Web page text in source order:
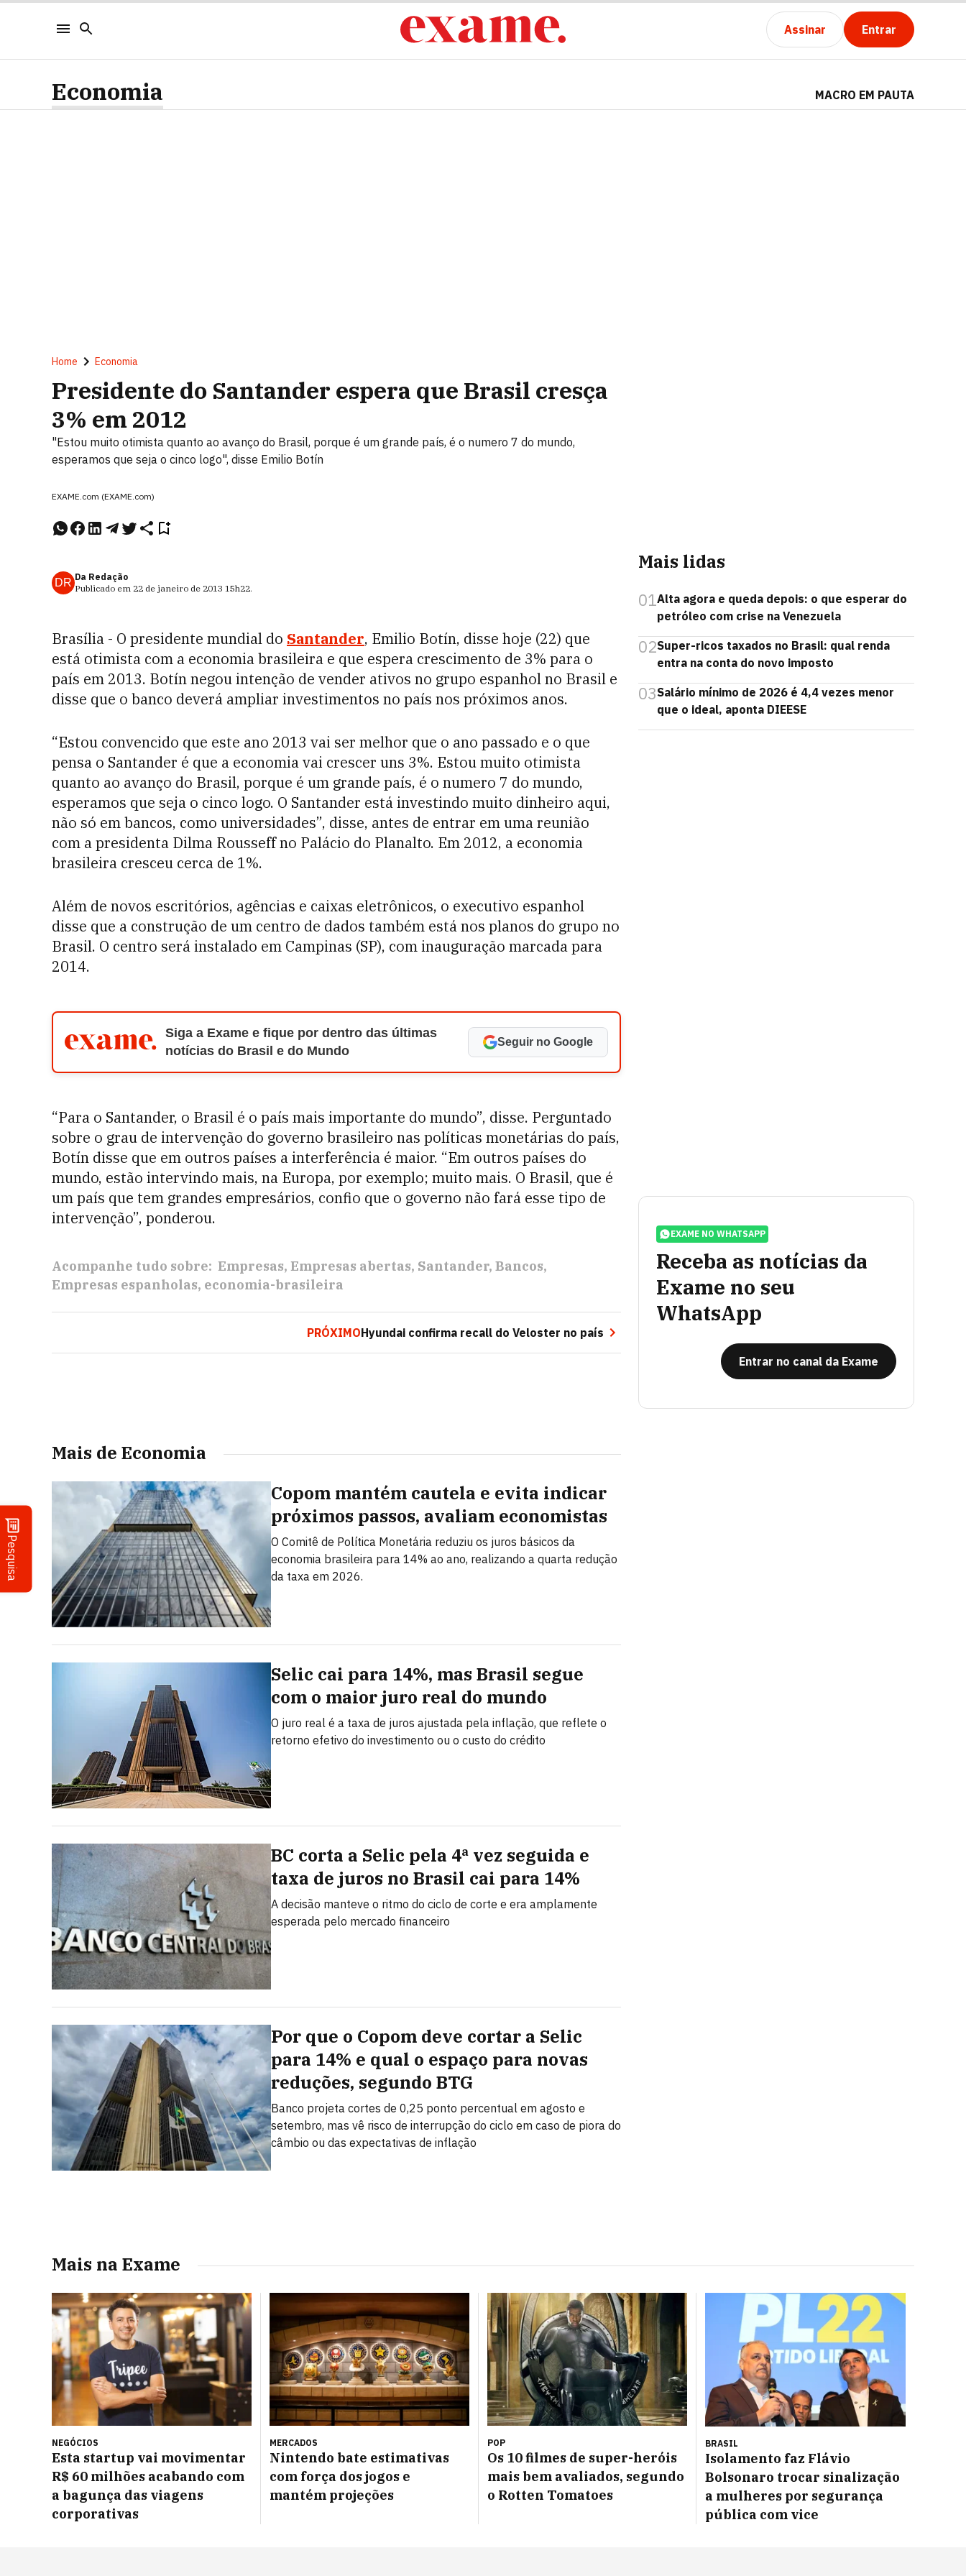
Assinar Entrar
Pesquisa
Economia MACRO EM PAUTA
Home Economia
Presidente do Santander espera que Brasil cresça
3% em 2012
"Estou muito otimista quanto ao avanço do Brasil, porque é um grande país, é o numero 7 do mundo,
esperamos que seja o cinco logo", disse Emilio Botín
EXAME.com (EXAME.com)
DR Da Redação
Publicado em 22 de janeiro de 2013 15h22.
Brasília - O presidente mundial do Santander, Emilio Botín, disse hoje (22) que
está otimista com a economia brasileira e que espera crescimento de 3% para o
país em 2013. Botín negou intenção de vender ativos no grupo espanhol no Brasil e
disse que o banco deverá ampliar investimentos no país nos próximos anos.
“Estou convencido que este ano 2013 vai ser melhor que o ano passado e o que
pensa o Santander é que a economia vai crescer uns 3%. Estou muito otimista
quanto ao avanço do Brasil, porque é um grande país, é o numero 7 do mundo,
esperamos que seja o cinco logo. O Santander está investindo muito dinheiro aqui,
não só em bancos, como universidades”, disse, antes de entrar em uma reunião
com a presidenta Dilma Rousseff no Palácio do Planalto. Em 2012, a economia
brasileira cresceu cerca de 1%.
Além de novos escritórios, agências e caixas eletrônicos, o executivo espanhol
disse que a construção de um centro de dados também está nos planos do grupo no
Brasil. O centro será instalado em Campinas (SP), com inauguração marcada para
2014.
Siga a Exame e fique por dentro das últimas
notícias do Brasil e do Mundo
Seguir no Google
“Para o Santander, o Brasil é o país mais importante do mundo”, disse. Perguntado
sobre o grau de intervenção do governo brasileiro nas políticas monetárias do país,
Botín disse que em outros países a interferência é maior. “Em outros países do
mundo, estão intervindo mais, na Europa, por exemplo; muito mais. O Brasil, que é
um país que tem grandes empresários, confio que o governo não fará esse tipo de
intervenção”, ponderou.
Acompanhe tudo sobre: Empresas Empresas abertas Santander Bancos
Empresas espanholas economia-brasileira
PRÓXIMOHyundai confirma recall do Veloster no país
Mais de Economia
Copom mantém cautela e evita indicar
próximos passos, avaliam economistas
O Comitê de Política Monetária reduziu os juros básicos da
economia brasileira para 14% ao ano, realizando a quarta redução
da taxa em 2026.
Selic cai para 14%, mas Brasil segue
com o maior juro real do mundo
O juro real é a taxa de juros ajustada pela inflação, que reflete o
retorno efetivo do investimento ou o custo do crédito
BC corta a Selic pela 4ª vez seguida e
taxa de juros no Brasil cai para 14%
A decisão manteve o ritmo do ciclo de corte e era amplamente
esperada pelo mercado financeiro
Por que o Copom deve cortar a Selic
para 14% e qual o espaço para novas
reduções, segundo BTG
Banco projeta cortes de 0,25 ponto percentual em agosto e
setembro, mas vê risco de interrupção do ciclo em caso de piora do
câmbio ou das expectativas de inflação
Mais lidas
01Alta agora e queda depois: o que esperar do
petróleo com crise na Venezuela
02Super-ricos taxados no Brasil: qual renda
entra na conta do novo imposto
03Salário mínimo de 2026 é 4,4 vezes menor
que o ideal, aponta DIEESE
EXAME NO WHATSAPP
Receba as notícias da
Exame no seu
WhatsApp
Entrar no canal da Exame
Mais na Exame
NEGÓCIOS
Esta startup vai movimentar
R$ 60 milhões acabando com
a bagunça das viagens
corporativas
MERCADOS
Nintendo bate estimativas
com força dos jogos e
mantém projeções
POP
Os 10 filmes de super-heróis
mais bem avaliados, segundo
o Rotten Tomatoes
BRASIL
Isolamento faz Flávio
Bolsonaro trocar sinalização
a mulheres por segurança
pública com vice